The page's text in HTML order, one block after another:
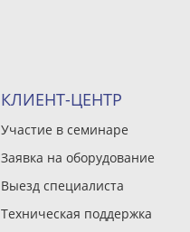
КЛИЕНТ-ЦЕНТР
Участие в семинаре
Заявка на оборудование
Выезд специалиста
Техническая поддержка